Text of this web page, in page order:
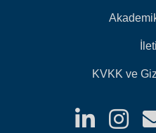
KVKK ve